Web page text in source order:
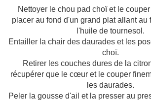
Nettoyer le chou pad choï et le
placer au fond d'un grand plat allant au
l'huile de tournesol.
Entailler la chair des daurades et les
choï.
Retirer les couches dures de la
récupérer que le cœur et le couper
les daurades.
Peler la gousse d'ail et la presser au